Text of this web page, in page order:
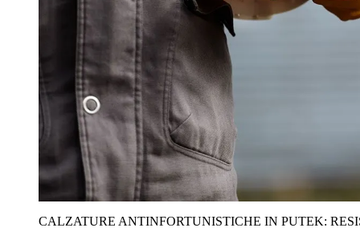
CALZATURE ANTINFORTUNISTICHE IN PUTEK: